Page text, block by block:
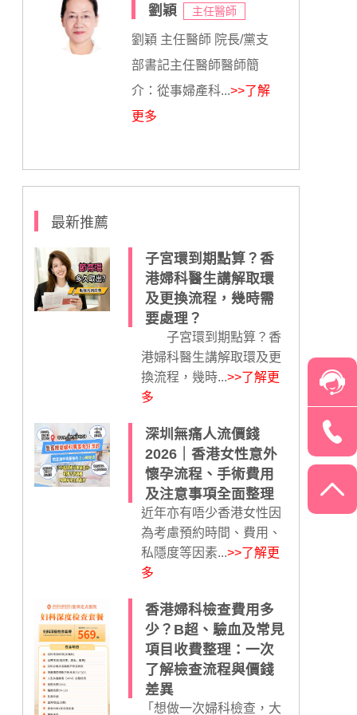
劉穎 主任醫師
劉穎 主任醫師 院長/黨支
部書記主任醫師醫師簡
介：從事婦產科...>>了解
更多
最新推薦
子宮環到期點算？香
港婦科醫生講解取環
及更換流程，幾時需
要處理？
子宮環到期點算？香
港婦科醫生講解取環及更
換流程，幾時...>>了解更
多
深圳無痛人流價錢
2026｜香港女性意外
懷孕流程、手術費用
及注意事項全面整理
近年亦有唔少香港女性因
為考慮預約時間、費用、
私隱度等因素...>>了解更
多
香港婦科檢查費用多
少？B超、驗血及常見
項目收費整理：一次
了解檢查流程與價錢
差異
「想做一次婦科檢查，大